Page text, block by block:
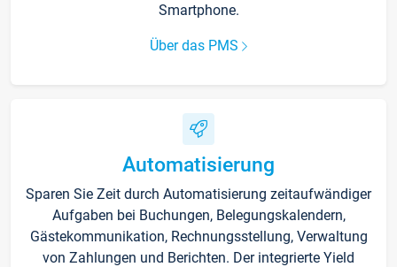
Smartphone.
Über das PMS
Automatisierung
Sparen Sie Zeit durch Automatisierung zeitaufwändiger
Aufgaben bei Buchungen, Belegungskalendern,
Gästekommunikation, Rechnungsstellung, Verwaltung
von Zahlungen und Berichten. Der integrierte Yield